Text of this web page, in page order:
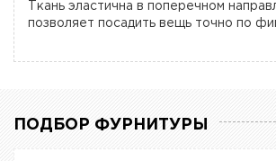
Ткань эластична в поперечном
позволяет посадить вещь точно по
ПОДБОР ФУРНИТУРЫ